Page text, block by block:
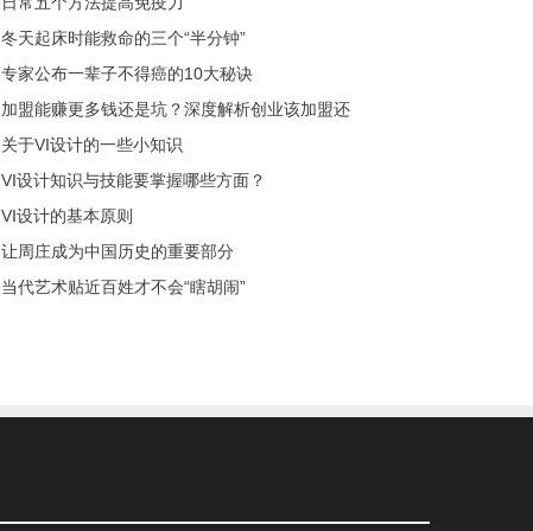
冬天起床时能救命的三个“半分钟”
专家公布一辈子不得癌的10大秘诀
加盟能赚更多钱还是坑？深度解析创业该加盟还
关于VI设计的一些小知识
VI设计知识与技能要掌握哪些方面？
VI设计的基本原则
让周庄成为中国历史的重要部分
当代艺术贴近百姓才不会“瞎胡闹”